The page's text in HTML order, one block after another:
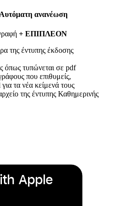
Αυτόματη ανανέωση
+ ΕΠΙΠΛΕΟΝ
της έντυπης έκδοσης
όπως τυπώνεται σε pdf
που επιθυμείς,
τα νέα κείμενά τους
της έντυπης Καθημερινής
Apple